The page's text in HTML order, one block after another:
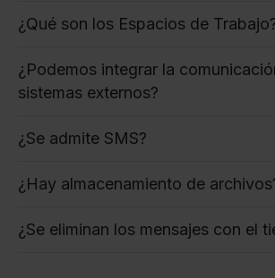
¿Qué son los Espacios de
¿Podemos integrar la
sistemas externos?
¿Se admite SMS?
¿Hay almacenamiento de
¿Se eliminan los mensajes con el